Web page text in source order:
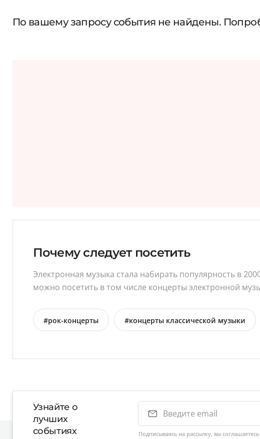
По вашему запросу события не найдены.
Почему следует посетить
Электронная музыка стала набирать популярность в
можно посетить в том числе концерты электронной
#рок-концерты #концерты классической музыки
Узнайте о
лучших
событиях
Подписываясь на рассылку, вы соглашаетесь